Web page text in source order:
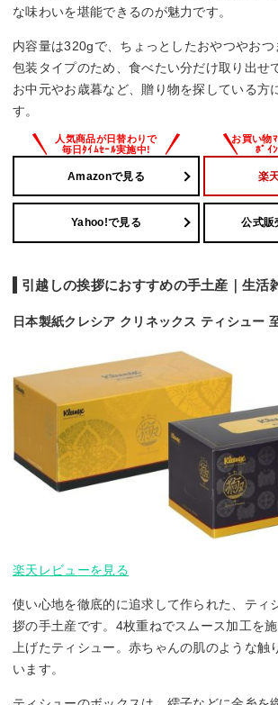
な味わいを堪能できるのが魅力です。
内容量は320gで、ちょっとしたおやつやお
包装タイプのため、食べたい分だけ取り出せ
お中元やお歳暮など、贈り物を探している方
す。
Amazonで見る 楽
Yahoo!で見る 公式販
引越しの挨拶におすすめの手土産｜生活
日本製紙クレシア クリネックス ティシュー
楽天レビューを見る
使い心地を徹底的に追求して作られた、ティ
拶の手土産です。4枚重ねでスムース加工を
上げたティシュー。赤ちゃんの肌のような触
います。